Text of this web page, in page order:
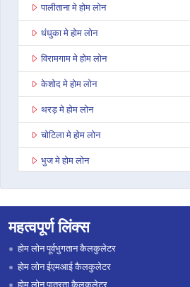
पालीताना मे होम लोन
धंधुका मे होम लोन
विरामगाम मे होम लोन
केशोद मे होम लोन
थरड़ मे होम लोन
चोटिला मे होम लोन
भुज मे होम लोन
बारडोली मे होम लोन
साणंद मे होम लोन
महत्वपूर्ण लिंक्स
होम लोन पूर्वभुगतान कैलकुलेटर
होम लोन ईएमआई कैलकुलेटर
होम लोन पात्रता कैलकुलेटर